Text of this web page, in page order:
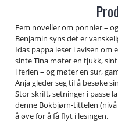
Fem noveller om ponnier –
Benjamin syns det er
Idas pappa leser i avisen om
sinte Tina møter en tjukk,
i ferien – og møter en sur,
Anja gleder seg til å besøke
Stor skrift, setninger i passe
denne Bokbjørn-tittelen
å øve for å få flyt i lesingen.